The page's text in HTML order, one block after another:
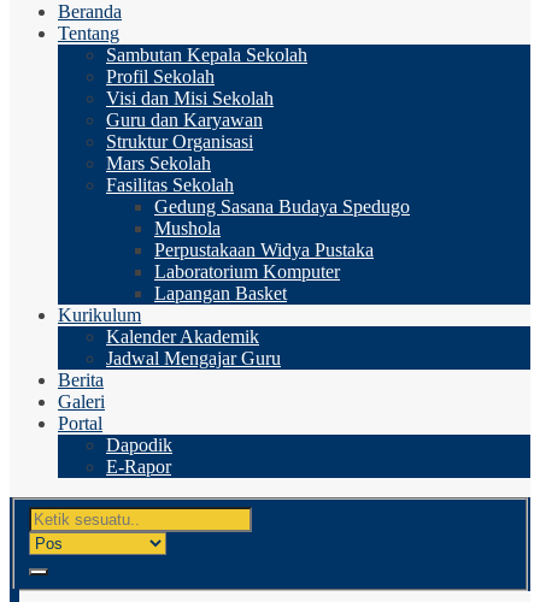
Beranda
Tentang
Sambutan Kepala Sekolah
Profil Sekolah
Visi dan Misi Sekolah
Guru dan Karyawan
Struktur Organisasi
Mars Sekolah
Fasilitas Sekolah
Gedung Sasana Budaya Spedugo
Mushola
Perpustakaan Widya Pustaka
Laboratorium Komputer
Lapangan Basket
Kurikulum
Kalender Akademik
Jadwal Mengajar Guru
Berita
Galeri
Portal
Dapodik
E-Rapor